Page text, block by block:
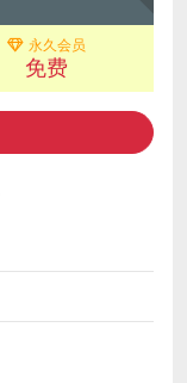
永久会员
免费